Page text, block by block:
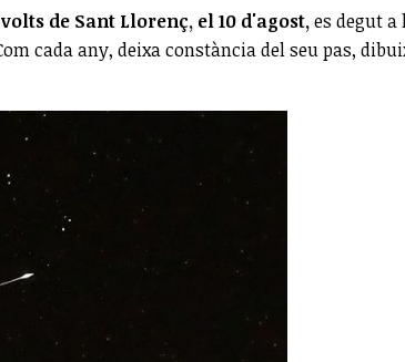
de Sant Llorenç, el 10 d'agost,es degut a
cada any, deixa constància del seu pas,